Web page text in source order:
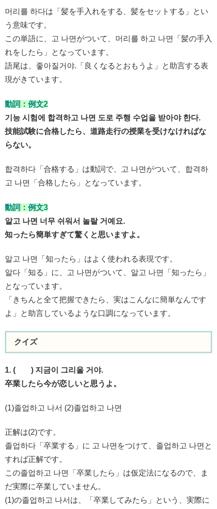
머리를 하다は「髪を手入れをする、髪をセットする」とい
う意味です。
この単語に、고 나면がついて、머리를 하고 나면「髪の手入
れをしたら」となっています。
語尾は、좋아질거야.「良くなるとおもうよ」と助言する表
現がきています。
動詞：例文2
기능 시험에 합격하고 나면 도로 주행 수업을 받아야 한다.
技能試験に合格したら、道路走行の授業を受けなければな
らない。
합격하다「合格する」は動詞で、고 나면がついて、합격하
고 나면「合格したら」となっています。
動詞：例文3
알고 나면 너무 쉬워서 놀랄 거예요.
知ったら簡単すぎて驚くと思いますよ。
알고 나면「知ったら」はよく使われる表現です。
알다「知る」に、고 나면がついて、알고 나면「知ったら」
となっています。
「きちんと全て把握できたら、実はこんなに簡単なんです
よ」と助言しているような口調になっています。
クイズ
1. ( ) 지금이 그리울 거야.
卒業したら今が恋しいと思うよ。
(1)졸업하고 나서 (2)졸업하고 나면
正解は(2)です。
졸업하다「卒業する」に 고 나면をつけて、졸업하고 나면と
すれば正解です。
この졸업하고 나면「卒業したら」は仮定法になるので、ま
だ実際に卒業していません。
(1)の졸업하고 나서は、「卒業してみたら」という、実際に